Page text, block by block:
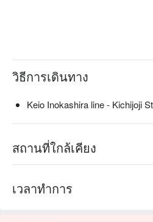
วิธีการเดินทาง
Keio Inokashira line - Kichijoji
สถานที่ใกล้เคียง
เวลาทำการ